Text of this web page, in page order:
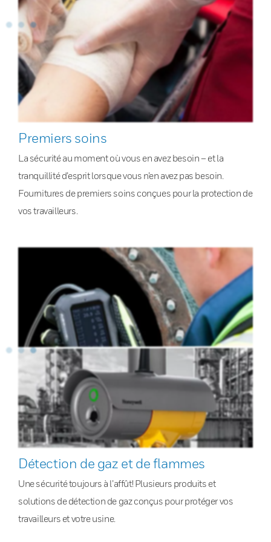
Premiers soins
La sécurité au moment où vous en avez besoin – et la
tranquillité d’esprit lorsque vous n’en avez pas besoin.
Fournitures de premiers soins conçues pour la protection de
vos travailleurs.
Détection de gaz et de flammes
Une sécurité toujours à l’affût! Plusieurs produits et
solutions de détection de gaz conçus pour protéger vos
travailleurs et votre usine.